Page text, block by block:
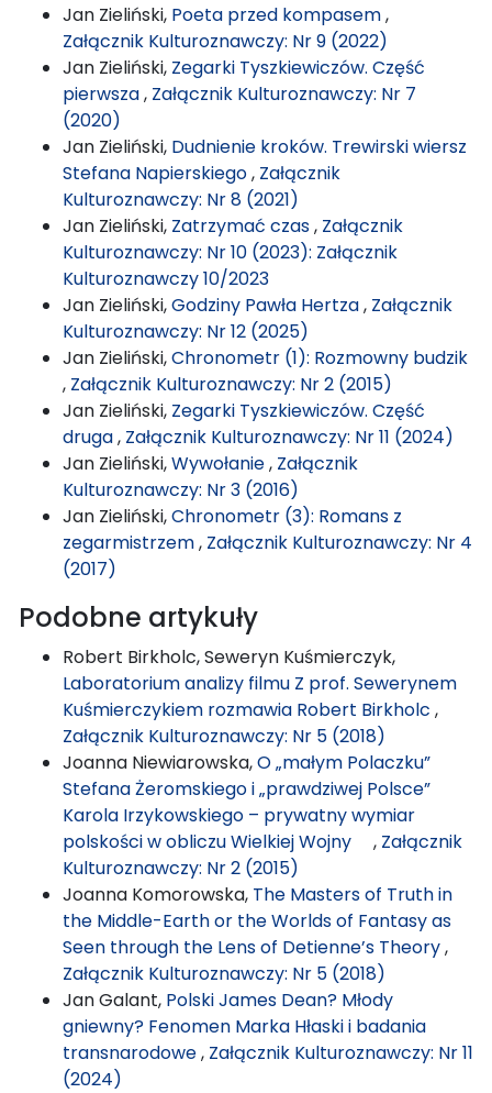
Jan Zieliński, Poeta przed kompasem,
Załącznik Kulturoznawczy: Nr 9 (2022)
Jan Zieliński, Zegarki Tyszkiewiczów. Część
pierwsza, Załącznik Kulturoznawczy: Nr 7
(2020)
Jan Zieliński, Dudnienie kroków. Trewirski wiersz
Stefana Napierskiego, Załącznik
Kulturoznawczy: Nr 8 (2021)
Jan Zieliński, Zatrzymać czas, Załącznik
Kulturoznawczy: Nr 10 (2023): Załącznik
Kulturoznawczy 10/2023
Jan Zieliński,Godziny Pawła Hertza, Załącznik
Kulturoznawczy: Nr 12 (2025)
Jan Zieliński,Chronometr (1): Rozmowny budzik
, Załącznik Kulturoznawczy: Nr 2 (2015)
Jan Zieliński, Zegarki Tyszkiewiczów. Część
druga, Załącznik Kulturoznawczy: Nr 11 (2024)
Jan Zieliński,Wywołanie, Załącznik
Kulturoznawczy: Nr 3 (2016)
Jan Zieliński,Chronometr (3): Romans z
zegarmistrzem, Załącznik Kulturoznawczy: Nr 4
(2017)
Podobne artykuły
Robert Birkholc, Seweryn Kuśmierczyk,
Laboratorium analizy filmu Z prof. Sewerynem
Kuśmierczykiem rozmawia Robert Birkholc ,
Załącznik Kulturoznawczy: Nr 5 (2018)
Joanna Niewiarowska,O „małym Polaczku”
Stefana Żeromskiego i „prawdziwej Polsce”
Karola Irzykowskiego – prywatny wymiar
polskości w obliczu Wielkiej Wojny , Załącznik
Kulturoznawczy: Nr 2 (2015)
Joanna Komorowska, The Masters of Truth in
the Middle-Earth or the Worlds of Fantasy as
Seen through the Lens of Detienne’s Theory,
Załącznik Kulturoznawczy: Nr 5 (2018)
Jan Galant, Polski James Dean? Młody
gniewny? Fenomen Marka Hłaski i badania
transnarodowe, Załącznik Kulturoznawczy: Nr 11
(2024)